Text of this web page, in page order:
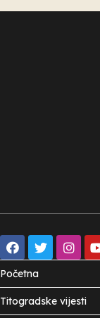
Početna
Titogradske vijesti